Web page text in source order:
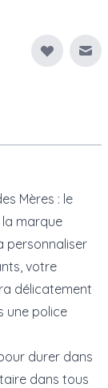
Mères : le
marque
personnaliser
votre
délicatement
une police
durer dans
dans tous